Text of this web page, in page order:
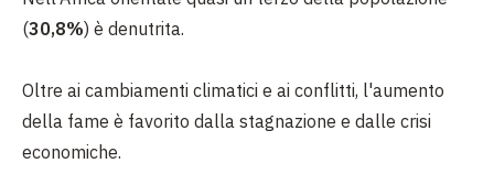
(30,8%) è denutrita.
Oltre ai cambiamenti climatici e ai conflitti, l'aumento
della fame è favorito dalla stagnazione e dalle crisi
economiche.